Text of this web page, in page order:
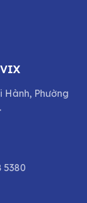
Hành, Phường
5380